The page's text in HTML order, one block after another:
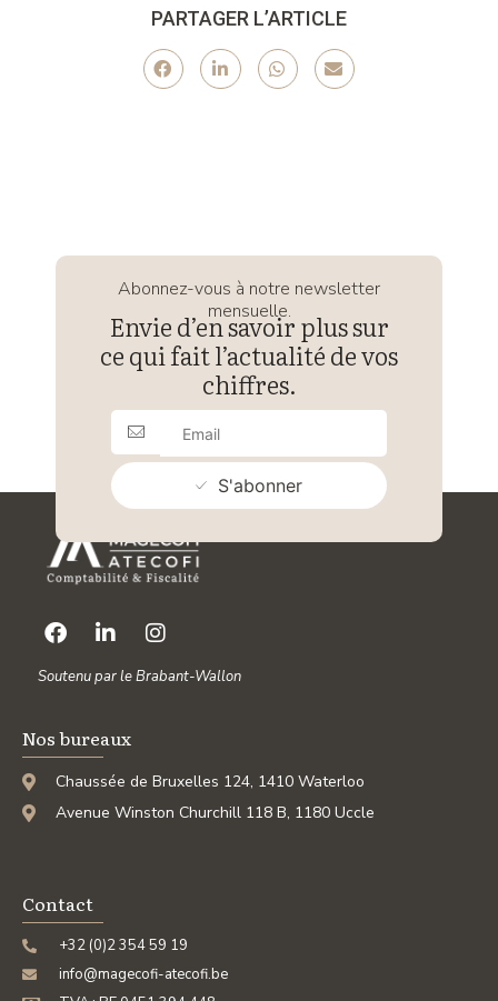
PARTAGER L’ARTICLE
Abonnez-vous à notre newsletter
mensuelle.
Envie d’en savoir plus sur
ce qui fait l’actualité de vos
chiffres.
S'abonner
Soutenu par le Brabant-Wallon
Nos bureaux
Chaussée de Bruxelles 124, 1410 Waterloo
Avenue Winston Churchill 118 B, 1180 Uccle
Contact
+32 (0)2 354 59 19
info@magecofi-atecofi.be